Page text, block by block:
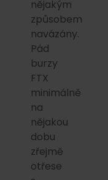
nějakým
způsobem
navázány.
Pád
burzy
FTX
minimálně
na
nějakou
dobu
zřejmě
otřese